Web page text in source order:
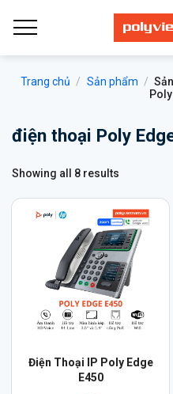
qua
Trang chủ / Sản phẩm /
điện thoại Poly
Showing all 8 results
Điện Thoại IP Poly Edge
E450